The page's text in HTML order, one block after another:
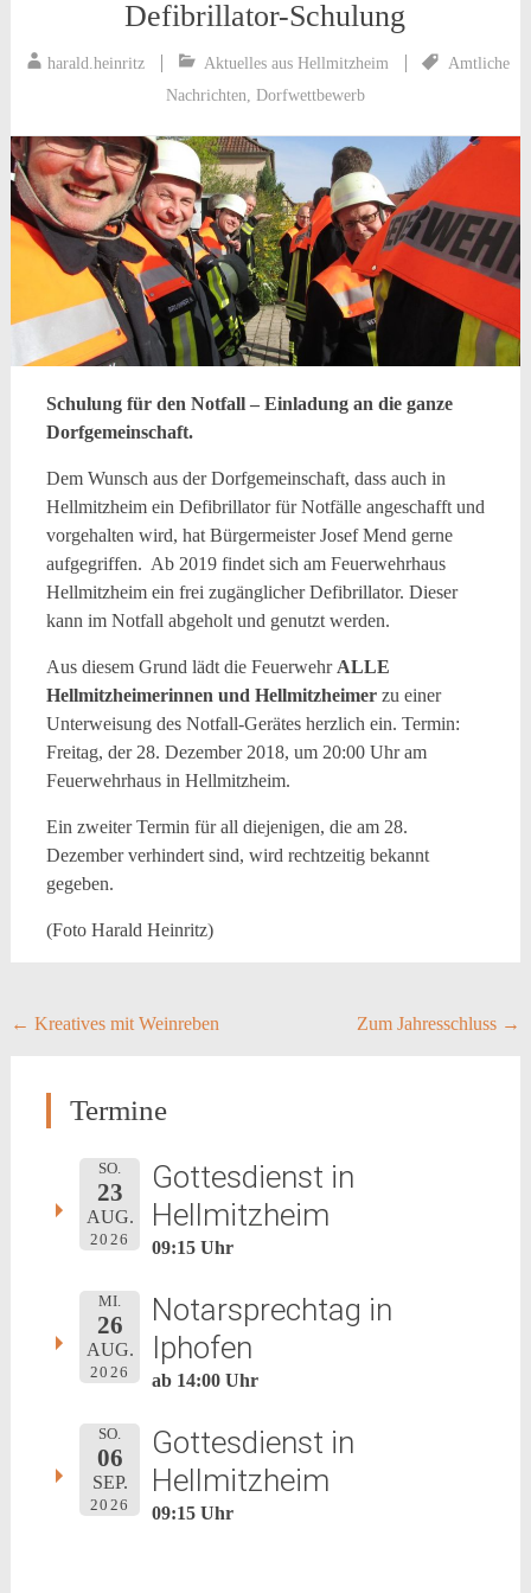
Defibrillator-Schulung
harald.heinritz Aktuelles aus Hellmitzheim
Amtliche
Nachrichten, Dorfwettbewerb
Schulung für den Notfall – Einladung an die ganze
Dorfgemeinschaft.
Dem Wunsch aus der Dorfgemeinschaft, dass auch in
Hellmitzheim ein Defibrillator für Notfälle angeschafft und
vorgehalten wird, hat Bürgermeister Josef Mend gerne
aufgegriffen. Ab 2019 findet sich am Feuerwehrhaus
Hellmitzheim ein frei zugänglicher Defibrillator. Dieser
kann im Notfall abgeholt und genutzt werden.
Aus diesem Grund lädt die FeuerwehrALLE
Hellmitzheimerinnen und Hellmitzheimerzu einer
Unterweisung des Notfall-Gerätes herzlich ein. Termin:
Freitag, der 28. Dezember 2018, um 20:00 Uhr am
Feuerwehrhaus in Hellmitzheim.
Ein zweiter Termin für all diejenigen, die am 28.
Dezember verhindert sind, wird rechtzeitig bekannt
gegeben.
(Foto Harald Heinritz)
Post
← Kreatives mit Weinreben Zum Jahresschluss →
Termine
SO.
23
AUG.
2026
Gottesdienst in
Hellmitzheim
09:15 Uhr
MI.
26
AUG.
2026
Notarsprechtag in
Iphofen
ab 14:00 Uhr
SO.
06
SEP.
2026
Gottesdienst in
Hellmitzheim
09:15 Uhr